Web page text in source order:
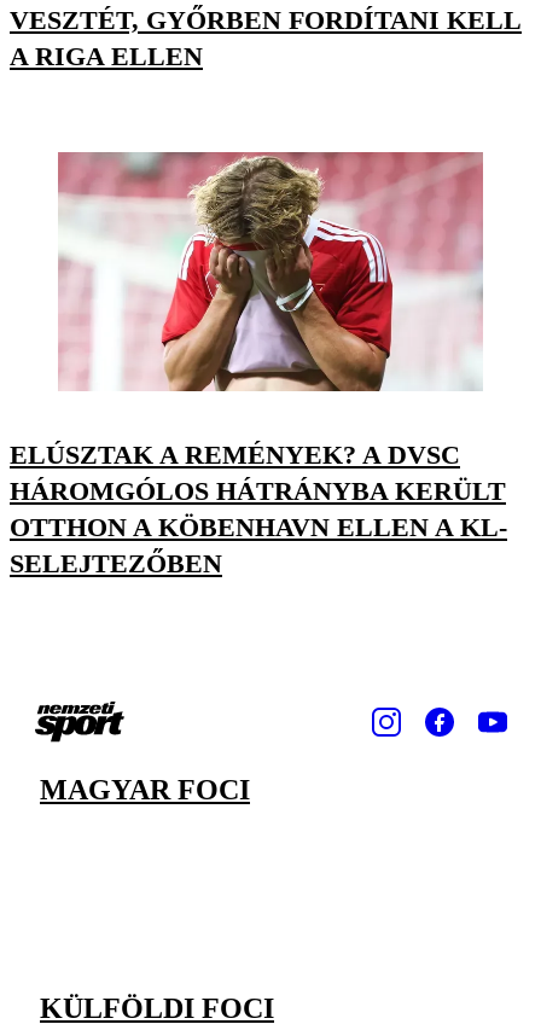
VESZTÉT, GYŐRBEN FORDÍTANI KELL
A RIGA ELLEN
ELÚSZTAK A REMÉNYEK? A DVSC
HÁROMGÓLOS HÁTRÁNYBA KERÜLT
OTTHON A KÖBENHAVN ELLEN A KL-
SELEJTEZŐBEN
MAGYAR FOCI
KÜLFÖLDI FOCI